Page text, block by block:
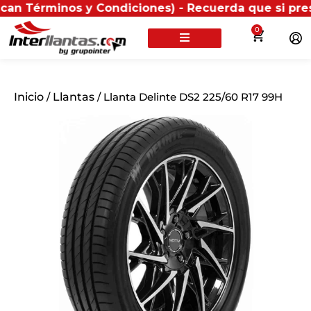
y Condiciones) - Recuerda que si
0
Inicio / Llantas / Llanta Delinte DS2 225/60 R17 99H